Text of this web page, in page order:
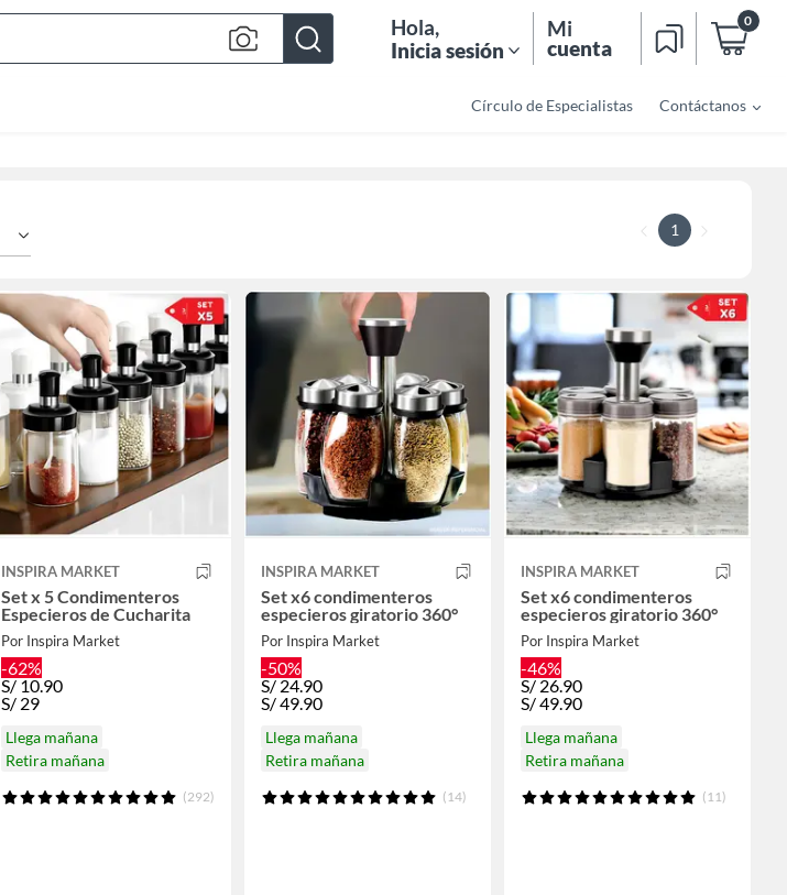
Bar
Hola,
Inicia sesión
Mi
cuenta
0
Círculo de Especialistas Contáctanos
1
INSPIRA MARKET
Set x 5 Condimenteros
Especieros de Cucharita
Por Inspira Market
-62%
S/ 10.90
S/ 29
Llega mañana
Retira mañana
(292)
INSPIRA MARKET
Set x6 condimenteros
especieros giratorio 360°
Por Inspira Market
-50%
S/ 24.90
S/49.90
Llega mañana
Retira mañana
(14)
INSPIRA MARKET
Set x6 condimenteros
especieros giratorio 360°
Por Inspira Market
-46%
S/ 26.90
S/49.90
Llega mañana
Retira mañana
(11)